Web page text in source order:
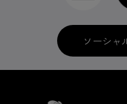
ソーシャ